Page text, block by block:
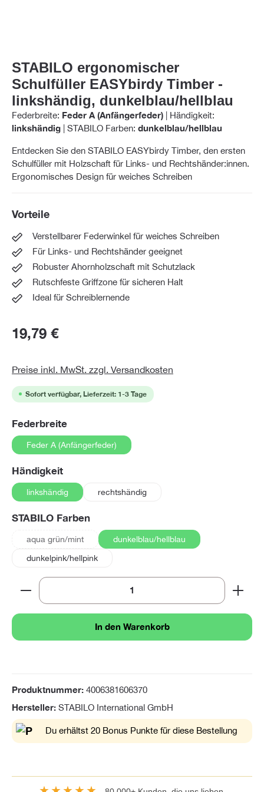
STABILO ergonomischer
Schulfüller EASYbirdy Timber -
linkshändig, dunkelblau/hellblau
Federbreite: Feder A (Anfängerfeder)
Händigkeit:
linkshändig
STABILO Farben: dunkelblau/hellblau
Entdecken Sie den STABILO EASYbirdy Timber, den ersten
Schulfüller mit Holzschaft für Links- und Rechtshänder:innen.
Ergonomisches Design für weiches Schreiben
Vorteile
Verstellbarer Federwinkel für weiches Schreiben
Für Links- und Rechtshänder geeignet
Robuster Ahornholzschaft mit Schutzlack
Rutschfeste Griffzone für sicheren Halt
Ideal für Schreiblernende
19,79 €
Preise inkl. MwSt. zzgl. Versandkosten
Sofort verfügbar, Lieferzeit: 1-3 Tage
Federbreiteauswählen
Feder A (Anfängerfeder)
Händigkeitauswählen
linkshändig rechtshändig
STABILO Farbenauswählen
aqua grün/mint
(Diese Option ist zurzeit nicht verfügbar.)
dunkelblau/hellblau
dunkelpink/hellpink
Produkt Anzahl: Gib den gewünschten Wert ein
In den Warenkorb
Produktnummer: 4006381606370
Hersteller: STABILO International GmbH
Du erhältst 20 Bonus Punkte für diese Bestellung